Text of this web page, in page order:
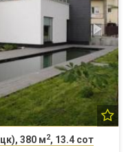
380 м2, 13.4 сот